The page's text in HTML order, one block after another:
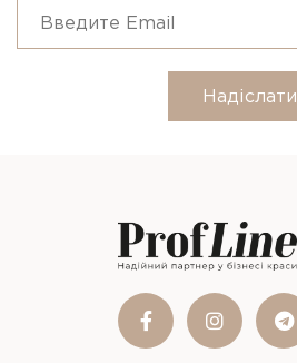
Надіслати